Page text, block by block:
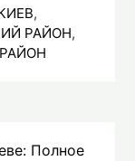
,
РАЙОН,
Полное